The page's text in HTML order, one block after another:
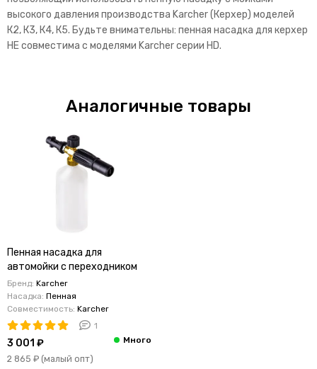
высокого давления производства Karcher (Керхер) моделей
К2, К3, К4, К5. Будьте внимательны: пенная насадка для керхер
НЕ совместима с моделями Karcher серии HD.
Аналогичные товары
Пенная насадка для
автомойки с переходником
под Karcher К2-К7 (аналог)
пласт.
Бренд: Karcher
Насадка: Пенная
Совместимость: Karcher
1
3 001 ₽
2 865 ₽ (малый опт)